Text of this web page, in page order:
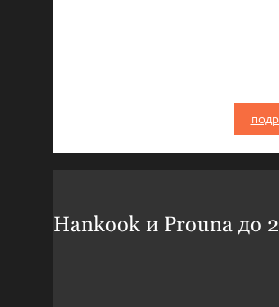
Hankook и Prouna до